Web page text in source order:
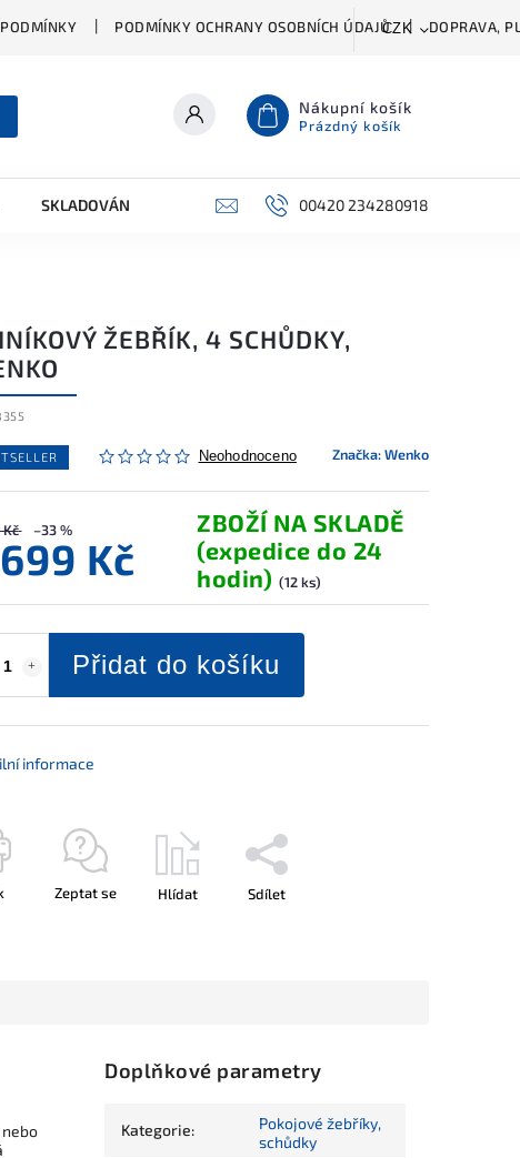
PODMÍNKY OCHRANY OSOBNÍCH ÚDAJŮ DOPRAVA,
CZK
Nákupní košík
Prázdný košík
SKLADOVÁNÍ A ČIŠTĚNÍ PŘÍSLUŠENSTVÍ
00420 234280918
ŽEBŘÍK, 4 SCHŮDKY,
Neohodnoceno Značka:Wenko
–33 %
Kč
ZBOŽÍ NA SKLADĚ
(expedice do 24
hodin) (12 ks)
Přidat do košíku
informace
Zeptat se Hlídat Sdílet
Doplňkové parametry
Kategorie:
Pokojové žebříky,
schůdky